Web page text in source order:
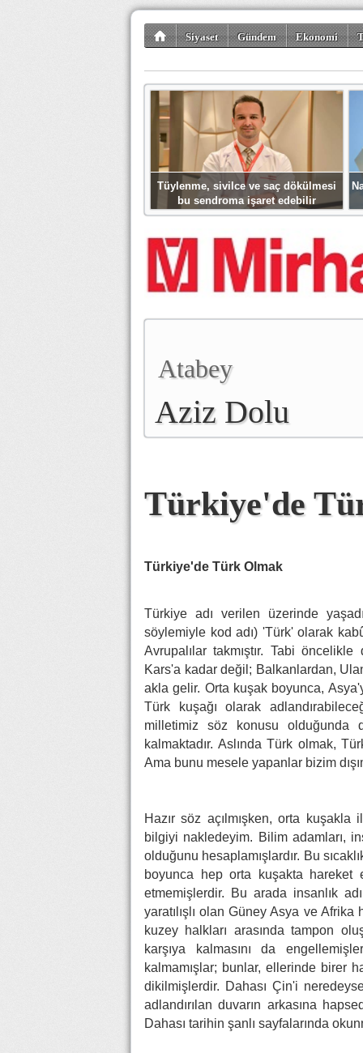
Siyaset Gündem Ekonomi
Tüylenme, sivilce ve saç dökülmesi
bu sendroma işaret edebilir
Atabey
Aziz Dolu
Türkiye'de
Türkiye'de Türk Olmak
Türkiye adı verilen üzerinde
söylemiyle kod adı) 'Türk' olarak
Avrupalılar takmıştır. Tabi
Kars'a kadar değil; Balkanlardan,
akla gelir. Orta kuşak boyunca,
Türk kuşağı olarak
milletimiz söz konusu olduğunda
kalmaktadır. Aslında Türk olmak,
Ama bunu mesele yapanlar bizim
Hazır söz açılmışken, orta
bilgiyi nakledeyim. Bilim adamları,
olduğunu hesaplamışlardır. Bu
boyunca hep orta kuşakta hareket
etmemişlerdir. Bu arada insanlık
yaratılışlı olan Güney Asya ve
kuzey halkları arasında tampon
karşıya kalmasını da
kalmamışlar; bunlar, ellerinde birer
dikilmişlerdir. Dahası Çin'i
adlandırılan duvarın arkasına
Dahası tarihin şanlı sayfalarında